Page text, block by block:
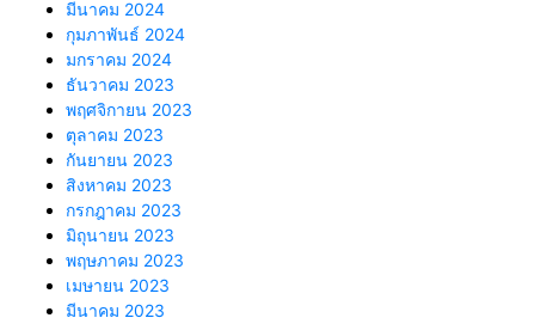
มีนาคม 2024
กุมภาพันธ์ 2024
มกราคม 2024
ธันวาคม 2023
พฤศจิกายน 2023
ตุลาคม 2023
กันยายน 2023
สิงหาคม 2023
กรกฎาคม 2023
มิถุนายน 2023
พฤษภาคม 2023
เมษายน 2023
มีนาคม 2023